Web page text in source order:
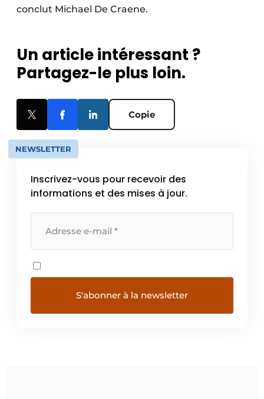
conclut Michael De Craene.
Un article intéressant ?
Partagez-le plus loin.
Copie
NEWSLETTER
Inscrivez-vous pour recevoir des
informations et des mises à jour.